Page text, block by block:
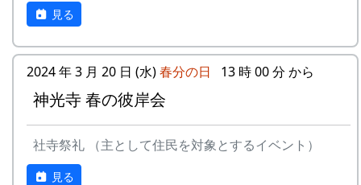
見る
2024 年 3 月 20 日 (水)春分の日 13 時 00 分 から
神光寺 春の彼岸会
社寺祭礼 （主として住民を対象とするイベント）
見る